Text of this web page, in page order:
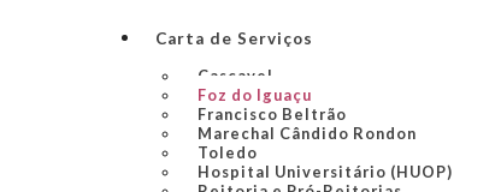
Carta de Serviços
Cascavel
Foz do Iguaçu
Francisco Beltrão
Marechal Cândido Rondon
Toledo
Hospital Universitário (HUOP)